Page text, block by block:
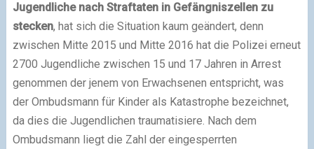
Jugendliche nach Straftaten in Gefängniszellen zu
stecken, hat sich die Situation kaum geändert, denn
zwischen Mitte 2015 und Mitte 2016 hat die Polizei erneut
2700 Jugendliche zwischen 15 und 17 Jahren in Arrest
genommen der jenem von Erwachsenen entspricht, was
der Ombudsmann für Kinder als Katastrophe bezeichnet,
da dies die Jugendlichen traumatisiere. Nach dem
Ombudsmann liegt die Zahl der eingesperrten